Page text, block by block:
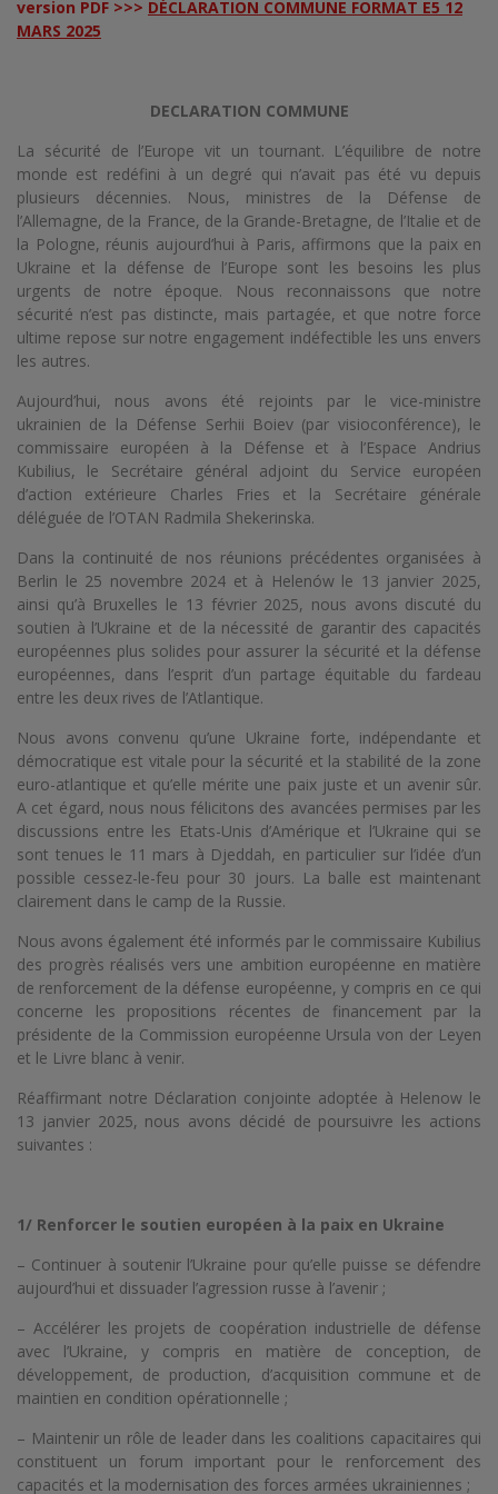
version PDF >>> DÉCLARATION COMMUNE FORMAT E5 12
MARS 2025
DECLARATION COMMUNE
La sécurité de l’Europe vit un tournant. L’équilibre de notre
monde est redéfini à un degré qui n’avait pas été vu depuis
plusieurs décennies. Nous, ministres de la Défense de
l’Allemagne, de la France, de la Grande-Bretagne, de l’Italie et de
la Pologne, réunis aujourd’hui à Paris, affirmons que la paix en
Ukraine et la défense de l’Europe sont les besoins les plus
urgents de notre époque. Nous reconnaissons que notre
sécurité n’est pas distincte, mais partagée, et que notre force
ultime repose sur notre engagement indéfectible les uns envers
les autres.
Aujourd’hui, nous avons été rejoints par le vice-ministre
ukrainien de la Défense Serhii Boiev (par visioconférence), le
commissaire européen à la Défense et à l’Espace Andrius
Kubilius, le Secrétaire général adjoint du Service européen
d’action extérieure Charles Fries et la Secrétaire générale
déléguée de l’OTAN Radmila Shekerinska.
Dans la continuité de nos réunions précédentes organisées à
Berlin le 25 novembre 2024 et à Helenów le 13 janvier 2025,
ainsi qu’à Bruxelles le 13 février 2025, nous avons discuté du
soutien à l’Ukraine et de la nécessité de garantir des capacités
européennes plus solides pour assurer la sécurité et la défense
européennes, dans l’esprit d’un partage équitable du fardeau
entre les deux rives de l’Atlantique.
Nous avons convenu qu’une Ukraine forte, indépendante et
démocratique est vitale pour la sécurité et la stabilité de la zone
euro-atlantique et qu’elle mérite une paix juste et un avenir sûr.
A cet égard, nous nous félicitons des avancées permises par les
discussions entre les Etats-Unis d’Amérique et l’Ukraine qui se
sont tenues le 11 mars à Djeddah, en particulier sur l’idée d’un
possible cessez-le-feu pour 30 jours. La balle est maintenant
clairement dans le camp de la Russie.
Nous avons également été informés par le commissaire Kubilius
des progrès réalisés vers une ambition européenne en matière
de renforcement de la défense européenne, y compris en ce qui
concerne les propositions récentes de financement par la
présidente de la Commission européenne Ursula von der Leyen
et le Livre blanc à venir.
Réaffirmant notre Déclaration conjointe adoptée à Helenow le
13 janvier 2025, nous avons décidé de poursuivre les actions
suivantes :
1/ Renforcer le soutien européen à la paix en Ukraine
– Continuer à soutenir l’Ukraine pour qu’elle puisse se défendre
aujourd’hui et dissuader l’agression russe à l’avenir ;
– Accélérer les projets de coopération industrielle de défense
avec l’Ukraine, y compris en matière de conception, de
développement, de production, d’acquisition commune et de
maintien en condition opérationnelle ;
– Maintenir un rôle de leader dans les coalitions capacitaires qui
constituent un forum important pour le renforcement des
capacités et la modernisation des forces armées ukrainiennes ;